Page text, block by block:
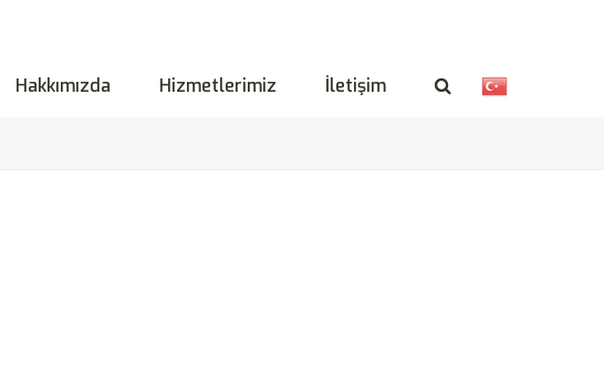
Hakkımızda Hizmetlerimiz İletişim